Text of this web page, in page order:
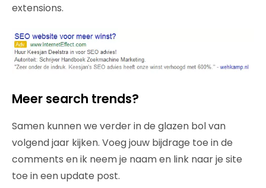
extensions.
Meer search trends?
Samen kunnen we verder in de glazen bol van
volgend jaar kijken. Voeg jouw bijdrage toe in de
comments en ik neem je naam en link naar je site
toe in een update post.